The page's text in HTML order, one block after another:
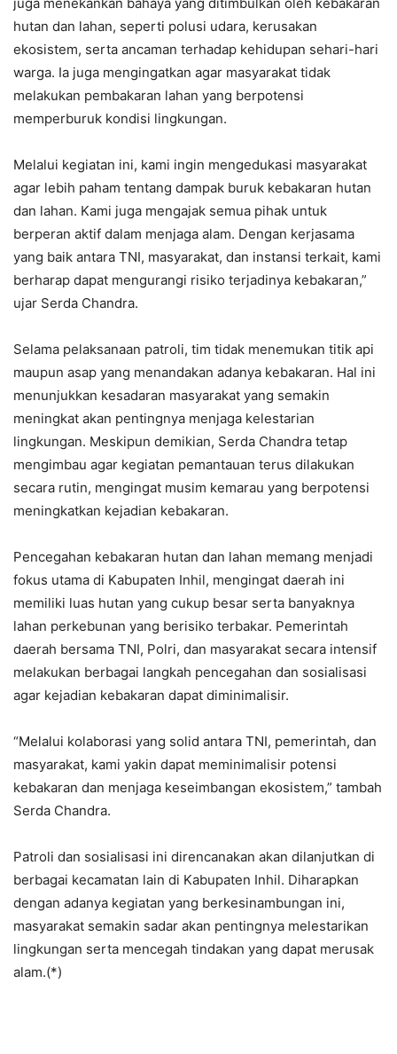
juga menekankan bahaya yang ditimbulkan oleh kebakaran
hutan dan lahan, seperti polusi udara, kerusakan
ekosistem, serta ancaman terhadap kehidupan sehari-hari
warga. Ia juga mengingatkan agar masyarakat tidak
melakukan pembakaran lahan yang berpotensi
memperburuk kondisi lingkungan.
Melalui kegiatan ini, kami ingin mengedukasi masyarakat
agar lebih paham tentang dampak buruk kebakaran hutan
dan lahan. Kami juga mengajak semua pihak untuk
berperan aktif dalam menjaga alam. Dengan kerjasama
yang baik antara TNI, masyarakat, dan instansi terkait, kami
berharap dapat mengurangi risiko terjadinya kebakaran,”
ujar Serda Chandra.
Selama pelaksanaan patroli, tim tidak menemukan titik api
maupun asap yang menandakan adanya kebakaran. Hal ini
menunjukkan kesadaran masyarakat yang semakin
meningkat akan pentingnya menjaga kelestarian
lingkungan. Meskipun demikian, Serda Chandra tetap
mengimbau agar kegiatan pemantauan terus dilakukan
secara rutin, mengingat musim kemarau yang berpotensi
meningkatkan kejadian kebakaran.
Pencegahan kebakaran hutan dan lahan memang menjadi
fokus utama di Kabupaten Inhil, mengingat daerah ini
memiliki luas hutan yang cukup besar serta banyaknya
lahan perkebunan yang berisiko terbakar. Pemerintah
daerah bersama TNI, Polri, dan masyarakat secara intensif
melakukan berbagai langkah pencegahan dan sosialisasi
agar kejadian kebakaran dapat diminimalisir.
“Melalui kolaborasi yang solid antara TNI, pemerintah, dan
masyarakat, kami yakin dapat meminimalisir potensi
kebakaran dan menjaga keseimbangan ekosistem,” tambah
Serda Chandra.
Patroli dan sosialisasi ini direncanakan akan dilanjutkan di
berbagai kecamatan lain di Kabupaten Inhil. Diharapkan
dengan adanya kegiatan yang berkesinambungan ini,
masyarakat semakin sadar akan pentingnya melestarikan
lingkungan serta mencegah tindakan yang dapat merusak
alam.(*)